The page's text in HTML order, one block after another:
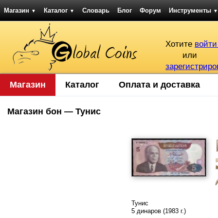
Магазин ▼ Каталог ▼ Словарь Блог Форум Инструменты ▼
Хотите
или
Магазин Каталог Оплата и доставка
Магазин бон — Тунис
Тунис
5 динаров (1983 г.)